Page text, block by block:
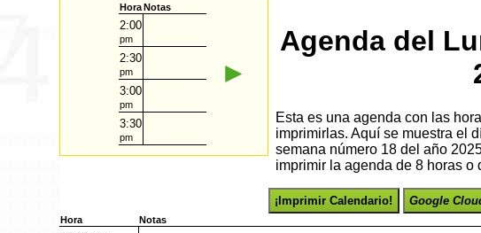
HoraNotas
2:00
pm
2:30
pm
3:00
pm
3:30
pm
►
Agenda del
Esta es una agenda con las
imprimirlas. Aquí se muestra el
semana número 18 del año
imprimir la agenda de 8 horas o
¡Imprimir Calendario! Google
Hora Notas